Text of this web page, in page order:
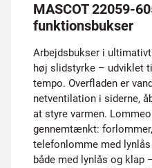
MASCOT 22059-
funktionsbukser
Arbejdsbukser i
høj slidstyrke – udviklet
tempo. Overfladen er
netventilation i siderne,
at styre varmen.
gennemtænkt:
telefonlomme med
både med lynlås og klap